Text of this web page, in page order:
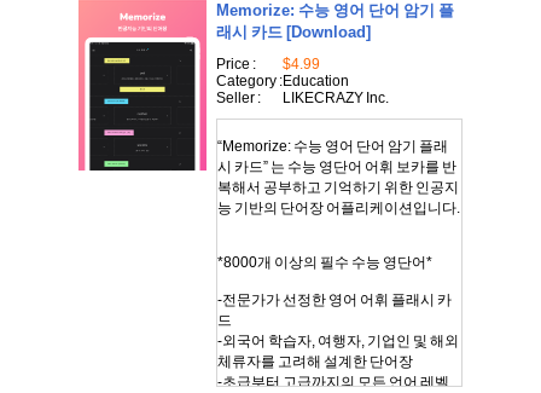
Memorize: 수능 영어 단어 암기 플
래시 카드 [Download]
Price :
$4.99
Category :Education
Seller :
LIKECRAZY Inc.
“Memorize: 수능 영어 단어 암기 플래
시 카드” 는 수능 영단어 어휘 보카를 반
복해서 공부하고 기억하기 위한 인공지
능 기반의 단어장 어플리케이션입니다.
*8000개 이상의 필수 수능 영단어*
-전문가가 선정한 영어 어휘 플래시 카
드
-외국어 학습자, 여행자, 기업인 및 해외
체류자를 고려해 설계한 단어장
-초급부터 고급까지의 모든 언어 레벨